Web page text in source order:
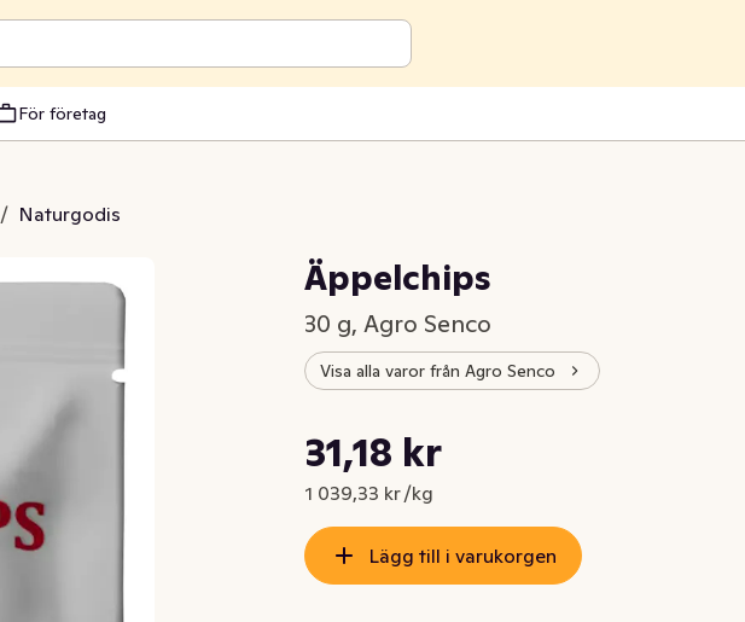
För företag
/ Naturgodis
Äppelchips
30 g, Agro Senco
Visa alla varor från Agro Senco
Nuvarande pris är: 31,18 kr
31,18 kr
1 039,33 kr /kg
Styckpris: 1 039,33 kr /kg
Lägg till i varukorgen